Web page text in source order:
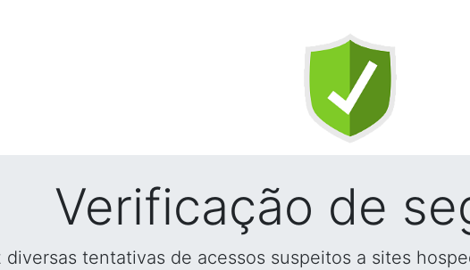
Verificação de
diversas tentativas de acessos suspeitos a sites